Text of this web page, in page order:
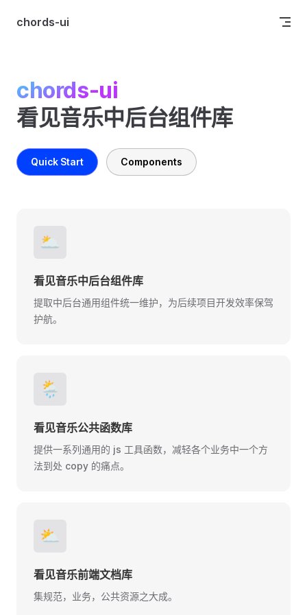
Skip to content
chords-ui
chords-ui
看见音乐中后台组件库
Quick Start Components
🌥️
看见音乐中后台组件库
提取中后台通用组件统一维护，为后续项目开发效率保驾
护航。
🌦️
看见音乐公共函数库
提供一系列通用的 js 工具函数，减轻各个业务中一个方
法到处 copy 的痛点。
⛅
看见音乐前端文档库
集规范，业务，公共资源之大成。